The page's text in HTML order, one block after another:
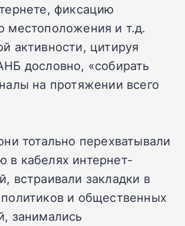
фиксацию
местоположения и т.д.
активности, цитируя
дословно, «собирать
на протяжении всего
тотально перехватывали
в кабелях интернет-
встраивали закладки в
и общественных
занимались